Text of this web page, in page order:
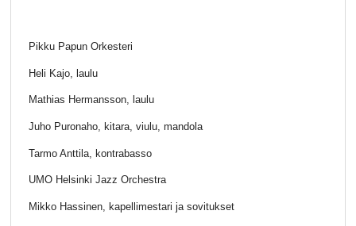
Pikku Papun Orkesteri
Heli Kajo, laulu
Mathias Hermansson, laulu
Juho Puronaho, kitara, viulu, mandola
Tarmo Anttila, kontrabasso
UMO Helsinki Jazz Orchestra
Mikko Hassinen, kapellimestari ja sovitukset